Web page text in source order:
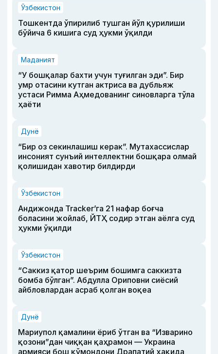
Ўзбекистон
Тошкентда ўпирилиб тушган йўл қурилиши
бўйича 6 кишига суд ҳукми ўқилди
Маданият
“У бошқалар бахти учун туғилган эди”. Бир
умр отасини кутган актриса ва дубльяж
устаси Римма Аҳмедованинг синовларга тўла
ҳаёти
Дунё
“Бир оз секинлашиш керак”. Мутахассислар
инсоният сунъий интеллектни бошқара олмай
қолишидан хавотир билдирди
Ўзбекистон
Андижонда Tracker’га 21 нафар боғча
боласини жойлаб, ЙТҲ содир этган аёлга суд
ҳукми ўқилди
Ўзбекистон
“Саккиз қатор шеърим бошимга саккизта
бомба бўлган”. Абдулла Ориповни сиёсий
айбловлардан асраб қолган воқеа
Дунё
Мариупол қамалини ёриб ўтган ва “Изварино
қозони”дан чиққан қаҳрамон — Украина
армияси бош қўмондони Драпатий ҳақида